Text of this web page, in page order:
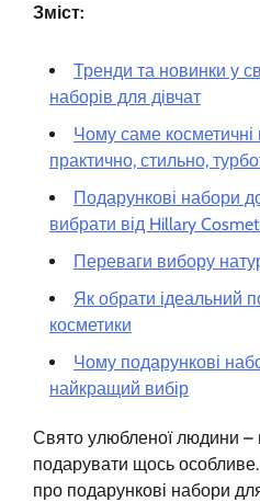
Зміст:
Тренди та новинки у
наборів для дівчат
Чому саме косметичні
практично, стильно,
Подарункові набори
вибрати від Hillary
Переваги вибору
Як обрати ідеальний
косметики
Чому подарункові
найкращий вибір
Свято улюбленої людини
подарувати щось
про подарункові набори